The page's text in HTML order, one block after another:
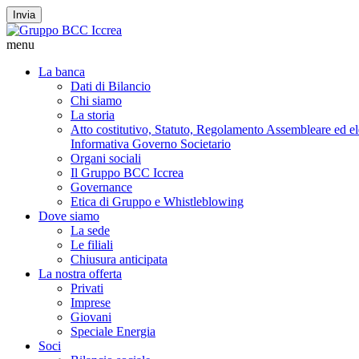
Invia
menu
La banca
Dati di Bilancio
Chi siamo
La storia
Atto costitutivo, Statuto, Regolamento Assembleare ed
Informativa Governo Societario
Organi sociali
Il Gruppo BCC Iccrea
Governance
Etica di Gruppo e Whistleblowing
Dove siamo
La sede
Le filiali
Chiusura anticipata
La nostra offerta
Privati
Imprese
Giovani
Speciale Energia
Soci